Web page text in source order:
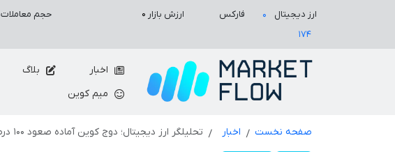
ارز دیجیتال ۰
فارکس
۱۷۴
ارزش بازار ۰ حجم معاملات
اخبار بلاگ
میم کوین
صفحه نخست اخبار تحلیلگر ارز دیجیتال؛ دوج کوین آماده صعود ۱۰۰ درصدی به ۰٫۲ دلار